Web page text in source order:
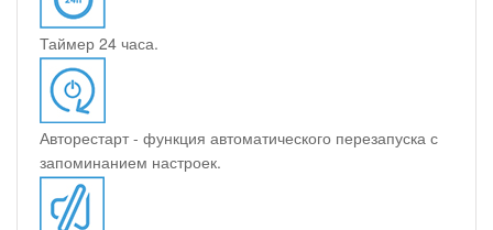
Таймер 24 часа.
Авторестарт - функция автоматического перезапуска с
запоминанием настроек.